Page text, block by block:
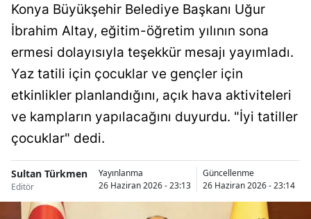
Aydın
Balıkesir
Bilecik
Bingöl
Bolu
Konya Büyükşehir Belediye Başkanı Uğur
İbrahim Altay, eğitim-öğretim yılının sona
ermesi dolayısıyla teşekkür mesajı yayımladı.
Yaz tatili için çocuklar ve gençler için
etkinlikler planlandığını, açık hava aktiviteleri
ve kampların yapılacağını duyurdu. "İyi tatiller
çocuklar" dedi.
Sultan Türkmen
Editör
Yayınlanma
26 Haziran 2026 - 23:13
Güncellenme
26 Haziran 2026 - 23:14